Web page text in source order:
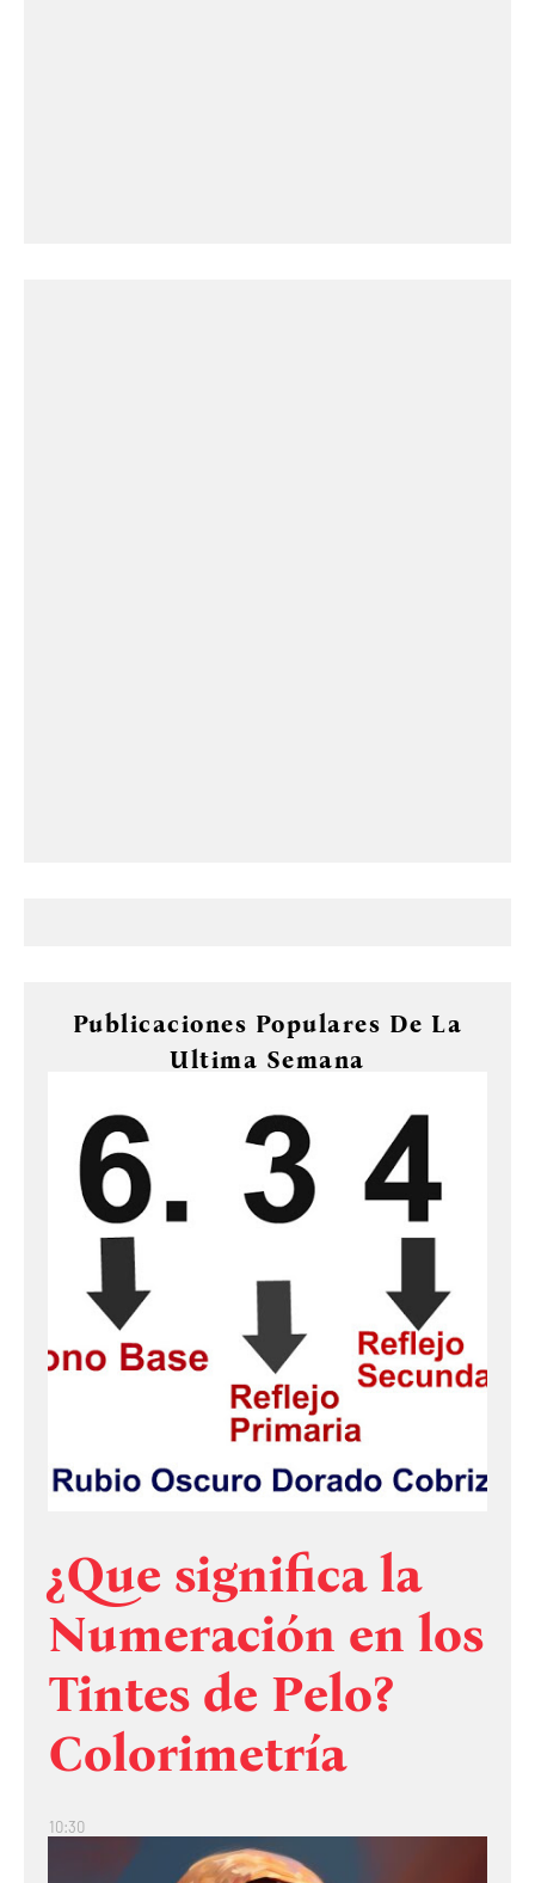
Publicaciones Populares De La
Ultima Semana
¿Que significa la
Numeración en los
Tintes de Pelo?
Colorimetría
10:30